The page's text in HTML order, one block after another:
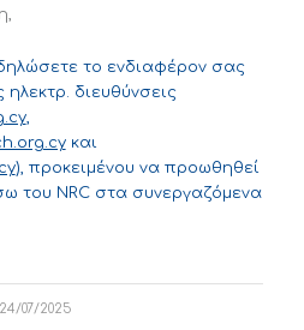
το ενδιαφέρον σας
ηλεκτρ. διευθύνσεις
,
και
), προκειμένου να προωθηθεί
του NRC στα συνεργαζόμενα
24/07/2025